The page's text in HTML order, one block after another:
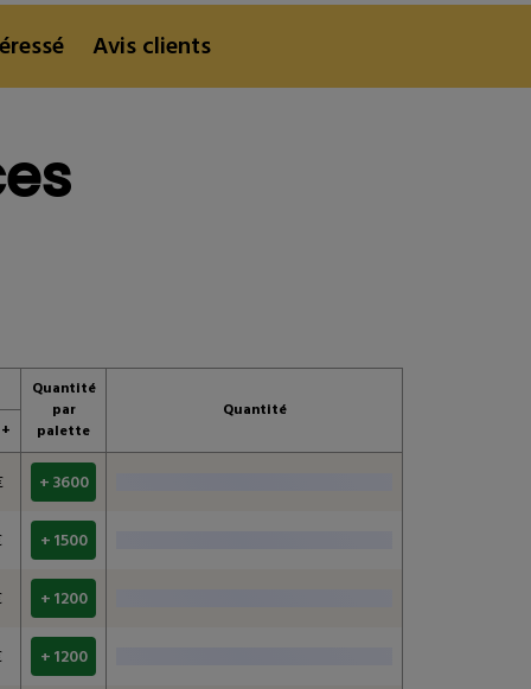
Avis clients
Quantité
par
palette
Quantité
+ 3600
+ 1500
+ 1200
+ 1200